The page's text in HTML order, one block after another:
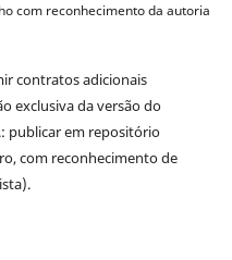
com reconhecimento da autoria
contratos adicionais
exclusiva da versão do
publicar em repositório
com reconhecimento de